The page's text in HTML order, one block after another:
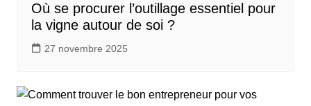
Où se procurer l’outillage essentiel pour
la vigne autour de soi ?
27 novembre 2025